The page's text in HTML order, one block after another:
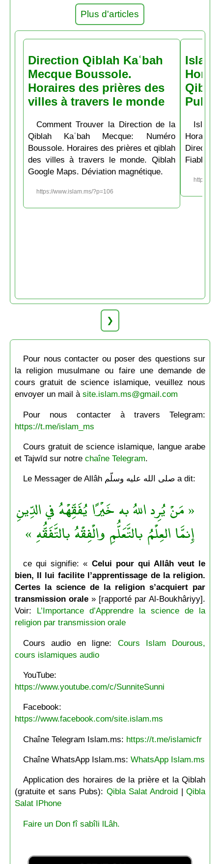
Plus d'articles
Direction Qiblah Kaʿbah
Mecque Boussole.
Horaires des prières des
villes à travers le monde
Comment Trouver la Direction de la
Qiblah Kaʿbah Mecque: Numéro
Boussole. Horaires des prières et qiblah
des villes à travers le monde. Qiblah
Google Maps. Déviation magnétique.
https://www.islam.ms/?p=106
Pubs
Fiable et
https://
❯
Pour nous contacter ou poser des questions sur
la religion musulmane ou faire une demande de
cours gratuit de science islamique, veuillez nous
envoyer un mail à site.islam.ms@gmail.com
Pour nous contacter à travers Telegram:
https://t.me/islam_ms
Cours gratuit de science islamique, langue arabe
et Tajwīd sur notre chaîne Telegram.
Le Messager de Allâh صلى الله عليه وسلّم a dit:
« مَنْ يُرِد اللهُ به خَيْرًا يُفَقِّهْهُ في الدِّينِ
إِنمَّا العِلْمُ بالتَّعَلُّمِ والْفِقْهُ بالتَّفَقُّهِ »
ce qui signifie: « Celui pour qui Allâh veut le
bien, Il lui facilite l’apprentissage de la religion.
Certes la science de la religion s’acquiert par
transmission orale» [rapporté par Al-Boukhâriyy].
Voir: L’Importance d’Apprendre la science de la
religion par transmission orale
Cours audio en ligne: Cours Islam Dourous,
cours islamiques audio
YouTube:
https://www.youtube.com/c/SunniteSunni
Facebook:
https://www.facebook.com/site.islam.ms
Chaîne Telegram Islam.ms: https://t.me/islamicfr
Chaîne WhatsApp Islam.ms: WhatsApp Islam.ms
Application des horaires de la prière et la Qiblah
(gratuite et sans Pubs): Qibla Salat Android |Qibla
Salat IPhone
Faire un Don fî sabîli lLâh.